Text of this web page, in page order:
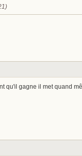
qu'il gagne il met quand